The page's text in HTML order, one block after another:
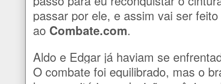
passar por ele, e assim vai ser
ao Combate.com.
Aldo e Edgar já haviam se
O combate foi equilibrado, mas o